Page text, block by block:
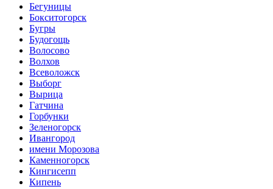
Бегуницы
Бокситогорск
Бугры
Будогощь
Волосово
Волхов
Всеволожск
Выборг
Вырица
Гатчина
Горбунки
Зеленогорск
Ивангород
имени Морозова
Каменногорск
Кингисепп
Кипень